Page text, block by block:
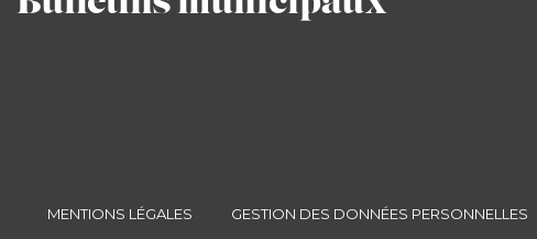
MENTIONS LÉGALES GESTION DES DONNÉES PERSONNELLES